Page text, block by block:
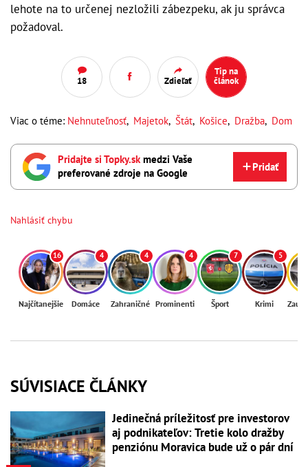
lehote na to určenej nezložili zábezpeku, ak ju správca
požadoval.
18 Zdieľať
Tip na
článok
Viac o téme: Nehnuteľnosť, Majetok, Štát, Košice, Dražba, Dom
Pridajte si Topky.skmedzi Vaše
preferované zdroje na Google
Pridať
Nahlásiť chybu
16
Najčítanejšie
4
Domáce
4
Zahraničné
4
Prominenti
7
Šport
5
Krimi
SÚVISIACE ČLÁNKY
Jedinečná príležitosť pre investorov
aj podnikateľov: Tretie kolo dražby
penziónu Moravica bude už o pár dní